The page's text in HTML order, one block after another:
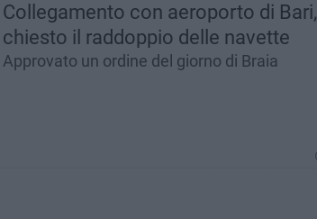
Collegamento con aeroporto di Bari,
chiesto il raddoppio delle navette
Approvato un ordine del giorno di Braia